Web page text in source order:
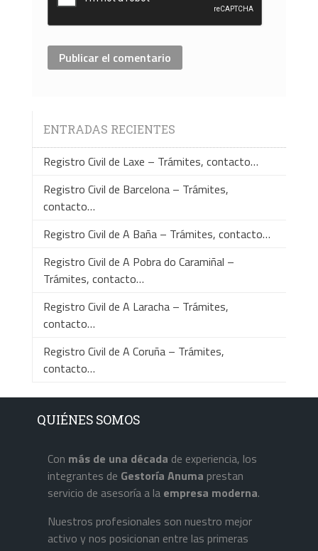
ENTRADAS RECIENTES
Registro Civil de Laxe – Trámites, contacto…
Registro Civil de Barcelona – Trámites,
contacto…
Registro Civil de A Baña – Trámites, contacto…
Registro Civil de A Pobra do Caramiñal –
Trámites, contacto…
Registro Civil de A Laracha – Trámites,
contacto…
Registro Civil de A Coruña – Trámites,
contacto…
QUIÉNES SOMOS
Con más de una década de experiencia, los
integrantes de Gestoría Anuma prestan
servicio de asesoría a la empresa moderna.
Nuestros profesionales son nuestro mejor
activo y nos posicionan entre las primeras